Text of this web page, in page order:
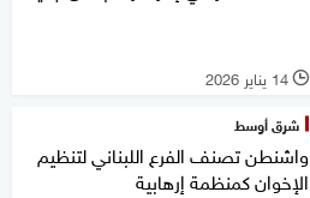
l 14 يناير 2026
شرق أوسط
واشنطن تصنف الفرع اللبناني لتنظيم
الإخوان كمنظمة إرهابية